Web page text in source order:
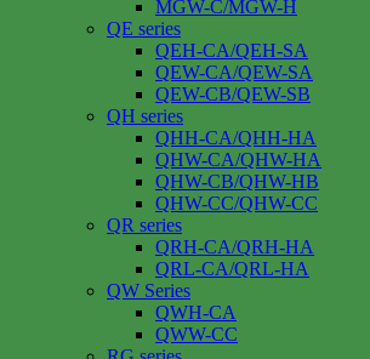
MGW-C/MGW-H
QE series
QEH-CA/QEH-SA
QEW-CA/QEW-SA
QEW-CB/QEW-SB
QH series
QHH-CA/QHH-HA
QHW-CA/QHW-HA
QHW-CB/QHW-HB
QHW-CC/QHW-CC
QR series
QRH-CA/QRH-HA
QRL-CA/QRL-HA
QW Series
QWH-CA
QWW-CC